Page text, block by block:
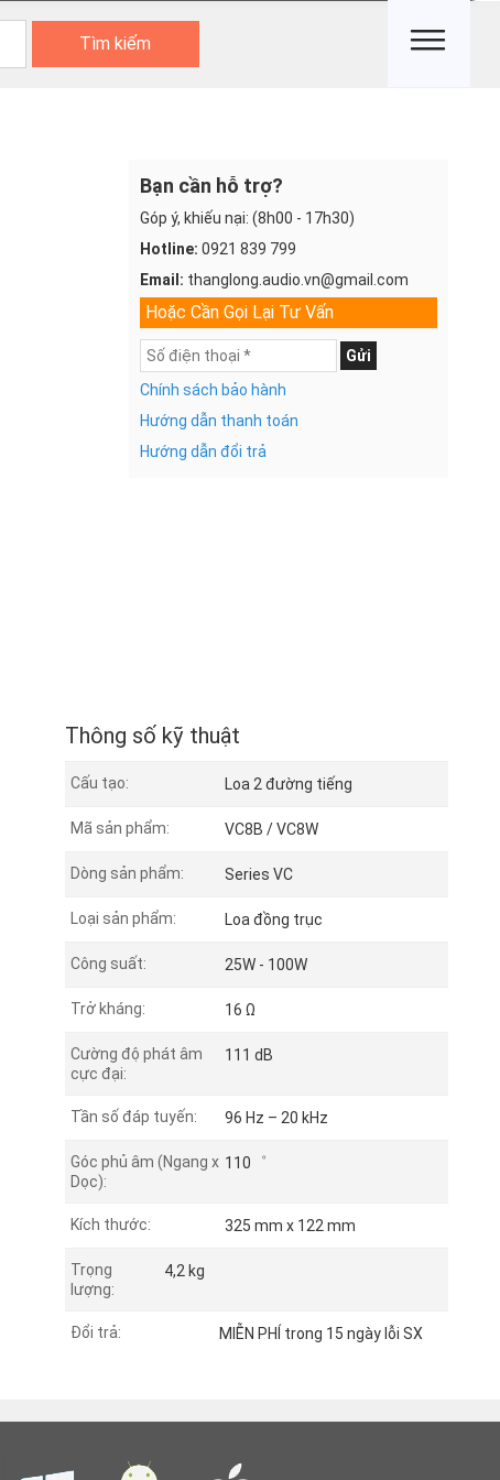
Tìm kiếm
Bạn cần hỗ trợ?
Góp ý, khiếu nại: (8h00 - 17h30)
Hotline: 0921 839 799
Email: thanglong.audio.vn@gmail.com
Hoặc Cần Gọi Lại Tư Vấn
Gửi
Chính sách bảo hành
Hướng dẫn thanh toán
Hướng dẫn đổi trả
Thông số kỹ thuật
Cấu tạo: Loa 2 đường tiếng
Mã sản phẩm: VC8B / VC8W
Dòng sản phẩm: Series VC
Loại sản phẩm: Loa đồng trục
Công suất: 25W - 100W
Trở kháng: 16 Ω
Cường độ phát âm
cực đại:
111 dB
Tần số đáp tuyến: 96 Hz – 20 kHz
Góc phủ âm (Ngang x
Dọc):
110゜
Kích thước: 325 mm x 122 mm
Trọng
lượng:
4,2 kg
Đổi trả: MIỄN PHÍ trong 15 ngày lỗi SX